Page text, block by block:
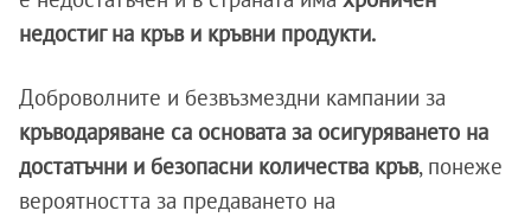
недостиг на кръв и кръвни продукти.
Доброволните и безвъзмездни кампании за
кръводаряване са основата за осигуряването на
достатъчни и безопасни количества кръв, понеже
вероятността за предаването на